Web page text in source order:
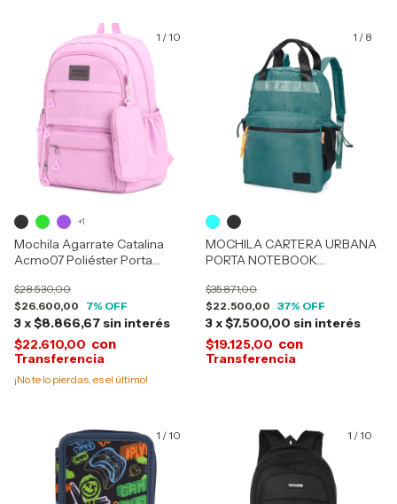
1 /10
Mochila Agarrate Catalina
Acmo07 Poliéster Porta
$26.600,00
$28.530,00
7% OFF
3x$8.866,67 sin interés
$22.610,00 con
¡No te lo pierdas, es el último!
+1
1 / 8
MOCHILA CARTERA URBANA
PORTA NOTEBOOK
$22.500,00
$35.871,00
37% OFF
3x$7.500,00 sin interés
$19.125,00 con
1 /10 1 /10